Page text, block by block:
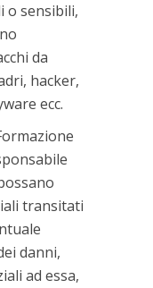
o sensibili,
da
hacker,
ecc.
transitati
danni,
ad essa,